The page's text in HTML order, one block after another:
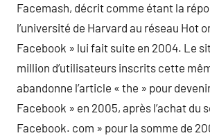
Facemash, décrit comme étant la
l’université de Harvard au réseau Hot
Facebook » lui fait suite en 2004. Le
million d’utilisateurs inscrits cette
abandonne l’article « the » pour
Facebook » en 2005, après l’achat du
Facebook. com » pour la somme de